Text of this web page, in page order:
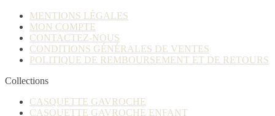
MENTIONS LÉGALES
MON COMPTE
CONTACTEZ-NOUS
CONDITIONS GÉNÉRALES DE VENTES
POLITIQUE DE REMBOURSEMENT ET DE RETOURS
Collections
CASQUETTE GAVROCHE
CASQUETTE GAVROCHE ENFANT